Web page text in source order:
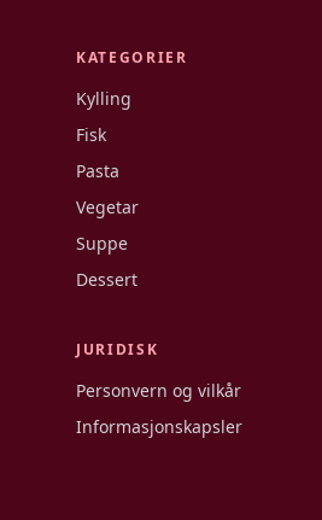
KATEGORIER
Kylling
Fisk
Pasta
Vegetar
Suppe
Dessert
JURIDISK
Personvern og vilkår
Informasjonskapsler